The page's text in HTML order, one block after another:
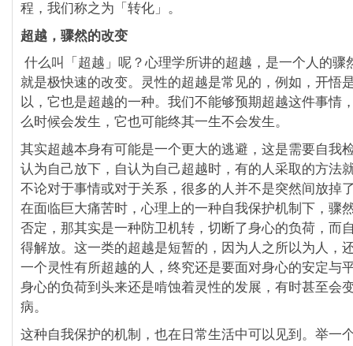
程，我们称之为「转化」。
超越，骤然的改变
什么叫「超越」呢？心理学所讲的超越，是一个人的骤
就是极快速的改变。灵性的超越是常见的，例如，开悟
以，它也是超越的一种。我们不能够预期超越这件事情
么时候会发生，它也可能终其一生不会发生。
其实超越本身有可能是一个更大的逃避，这是需要自我
认为自己放下，自认为自己超越时，有的人采取的方法
不论对于事情或对于关系，很多的人并不是突然间放掉
在面临巨大痛苦时，心理上的一种自我保护机制下，骤
否定，那其实是一种防卫机转，切断了身心的负荷，而
得解放。这一类的超越是短暂的，因为人之所以为人，
一个灵性有所超越的人，终究还是要面对身心的安定与
身心的负荷到头来还是啃蚀着灵性的发展，有时甚至会
病。
这种自我保护的机制，也在日常生活中可以见到。举一